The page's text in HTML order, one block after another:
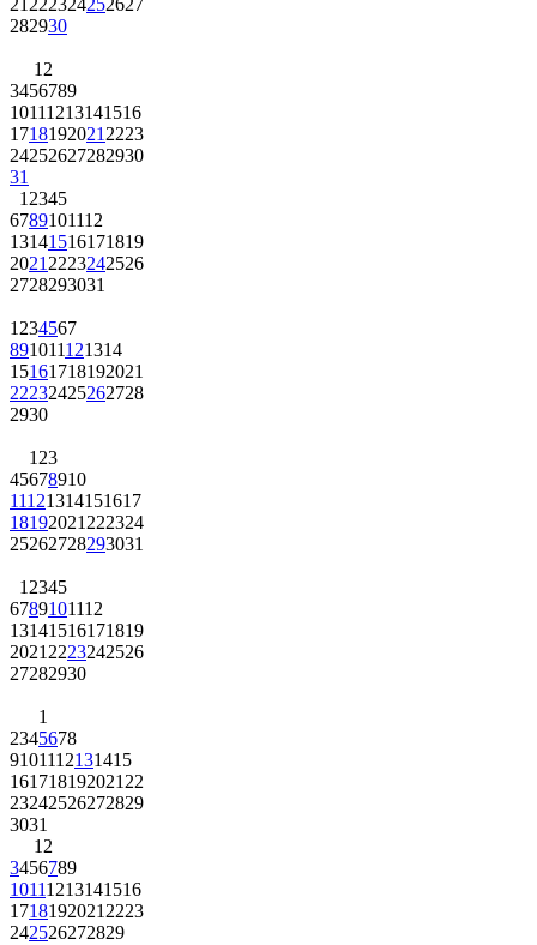
21 222324252627
282930
1 2
3456789
10111213141516
1718192021 2223
24252627282930
31
1 2345
6789101112
13141516171819
2021 2223242526
2728293031
1 234567
891011121314
15161718192021
22232425262728
2930
1 23
45678910
11121314151617
18192021 222324
25262728293031
1 2345
6789101112
13141516171819
2021 2223242526
27282930
1
2345678
9101112131415
161718192021 22
23242526272829
3031
1 2
3456789
10111213141516
1718192021 2223
242526272829